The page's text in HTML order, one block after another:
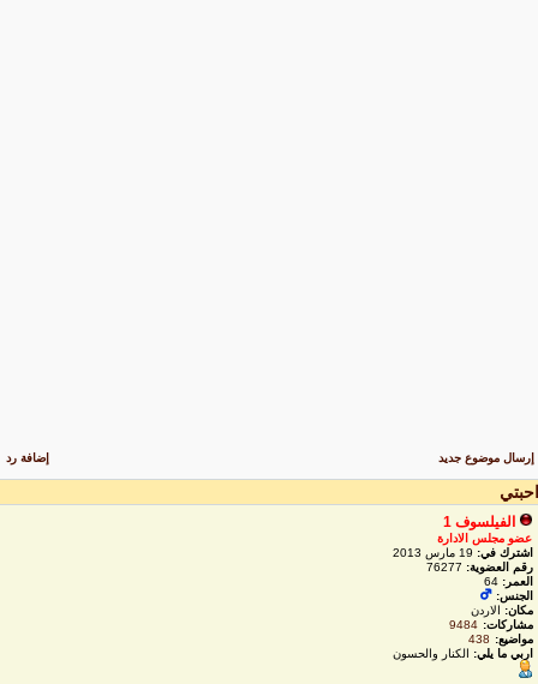
إرسال موضوع جديد إضافة رد
الفيلسوف 1
عضو مجلس الادارة
اشترك في:19 مارس 2013
رقم العضوية:76277
العمر: 64
الجنس:
مكان:الاردن
مشاركات:
9484
مواضيع:
438
اربي ما يلي:الكنار والحسون